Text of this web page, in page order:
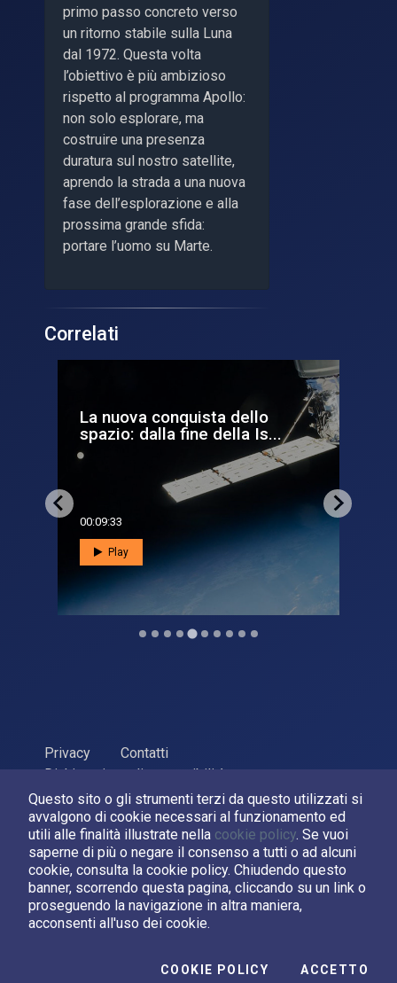
Questo sito o gli strumenti terzi da questo utilizzati si
avvalgono di cookie necessari al funzionamento ed
utili alle finalità illustrate nella cookie policy. Se vuoi
saperne di più o negare il consenso a tutti o ad alcuni
cookie, consulta la cookie policy. Chiudendo questo
banner, scorrendo questa pagina, cliccando su un link o
proseguendo la navigazione in altra maniera,
acconsenti all'uso dei cookie.
COOKIE POLICY ACCETTO
primo passo concreto verso
un ritorno stabile sulla Luna
dal 1972. Questa volta
l’obiettivo è più ambizioso
rispetto al programma Apollo:
non solo esplorare, ma
costruire una presenza
duratura sul nostro satellite,
aprendo la strada a una nuova
fase dell’esplorazione e alla
prossima grande sfida:
portare l’uomo su Marte.
Correlati
La nuova conquista dello
spazio: dalla fine della Is...
00:09:33
Play
Privacy
Contatti
Dichiarazione di accessibilità
ASI Agenzia Spaziale Italiana, 2026. P.Iva 03638121008
Sviluppato daLPM
Seguici su:
Asi su Facebook
Asi su XCanale Asi su YouTube